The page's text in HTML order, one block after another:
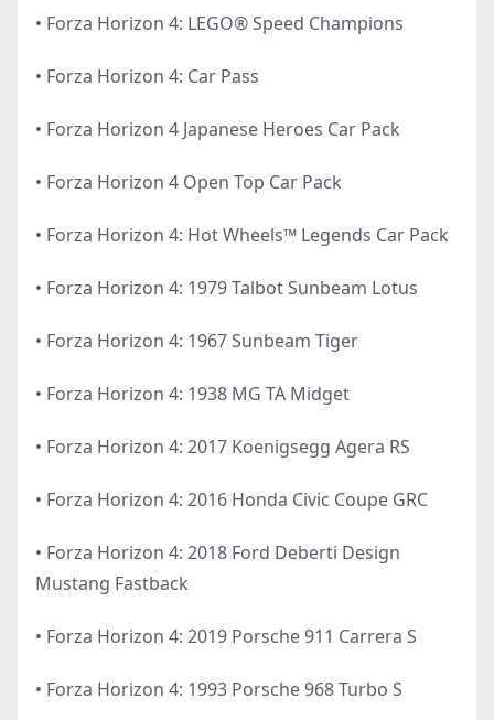
• Forza Horizon 4: LEGO® Speed Champions
• Forza Horizon 4: Car Pass
• Forza Horizon 4 Japanese Heroes Car Pack
• Forza Horizon 4 Open Top Car Pack
• Forza Horizon 4: Hot Wheels™ Legends Car Pack
• Forza Horizon 4: 1979 Talbot Sunbeam Lotus
• Forza Horizon 4: 1967 Sunbeam Tiger
• Forza Horizon 4: 1938 MG TA Midget
• Forza Horizon 4: 2017 Koenigsegg Agera RS
• Forza Horizon 4: 2016 Honda Civic Coupe GRC
• Forza Horizon 4: 2018 Ford Deberti Design
Mustang Fastback
• Forza Horizon 4: 2019 Porsche 911 Carrera S
• Forza Horizon 4: 1993 Porsche 968 Turbo S